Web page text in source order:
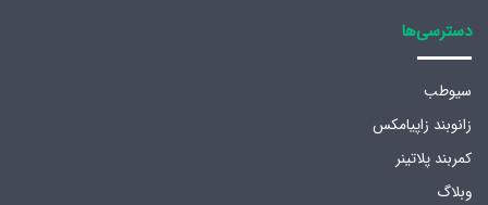
دسترسی‌ها
سیوطب
زانوبند زاپیامکس
کمربند پلاتینر
وبلاگ